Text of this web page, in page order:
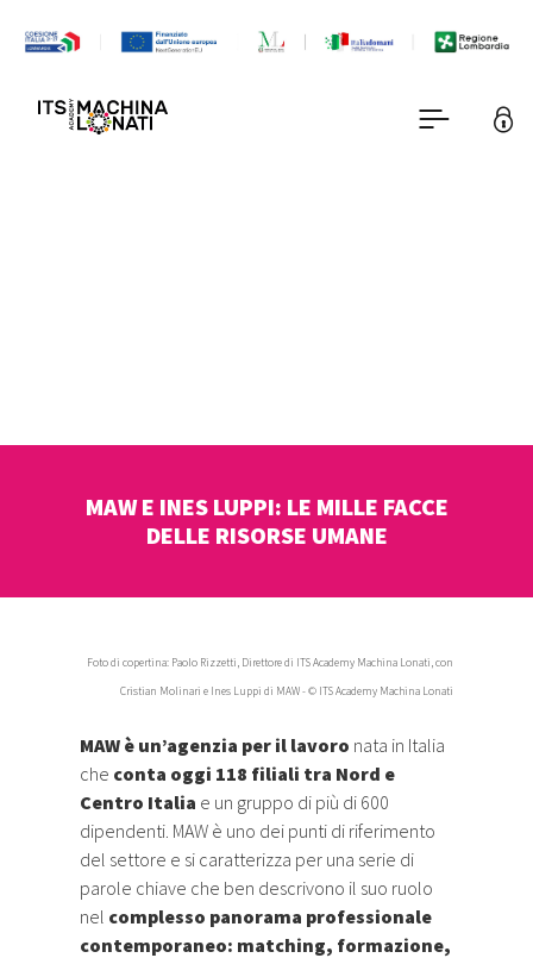
MAW E INES LUPPI: LE MILLE FACCE
DELLE RISORSE UMANE
Foto di copertina: Paolo Rizzetti, Direttore di ITS Academy Machina Lonati, con
Cristian Molinari e Ines Luppi di MAW - © ITS Academy Machina Lonati
MAW è un’agenzia per il lavoro nata in Italia
che conta oggi 118 filiali tra Nord e
Centro Italia e un gruppo di più di 600
dipendenti. MAW è uno dei punti di riferimento
del settore e si caratterizza per una serie di
parole chiave che ben descrivono il suo ruolo
nel complesso panorama professionale
contemporaneo: matching, formazione,